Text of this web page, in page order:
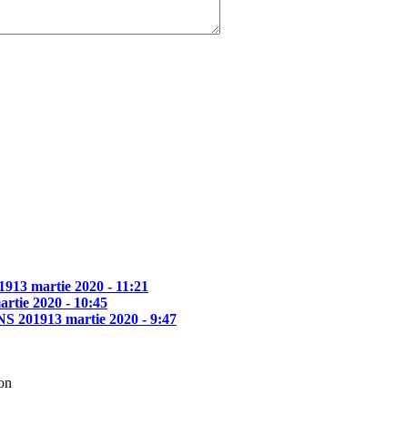
13 martie 2020 - 11:21
2020 - 10:45
201913 martie 2020 - 9:47